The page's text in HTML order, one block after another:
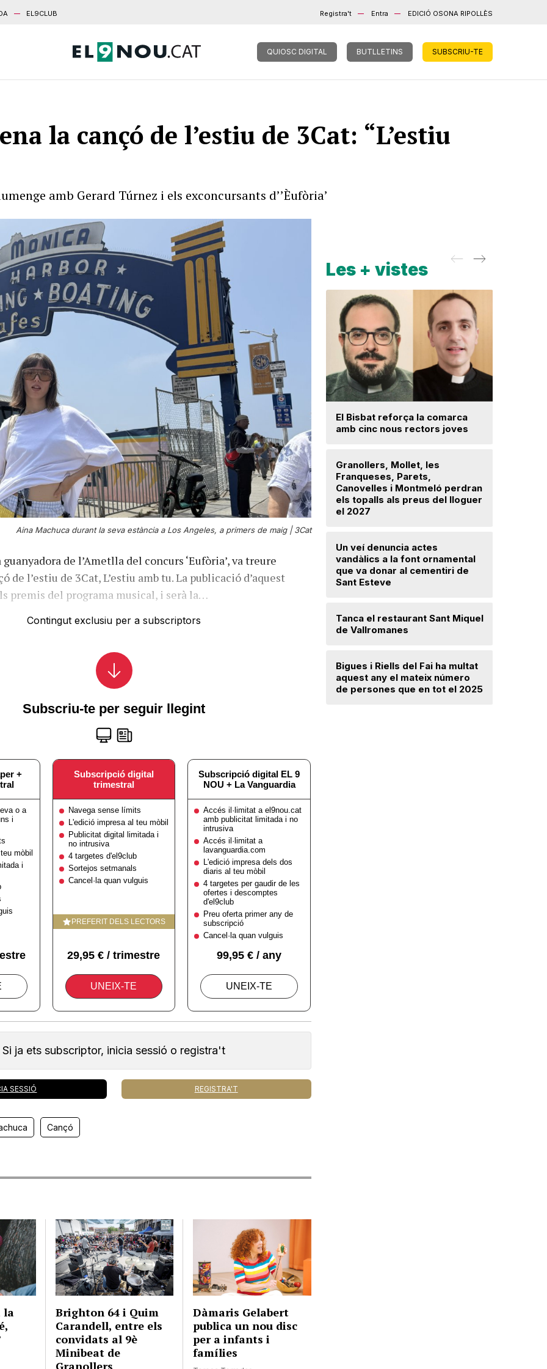
EL9CLUB Registra't Entra EDICIÓ OSONA RIPOLLÈS
QUIOSC DIGITAL BUTLLETINS SUBSCRIU-TE
la cançó de l’estiu de 3Cat: “L’estiu
amb Gerard Túrnez i els exconcursants d’’Èufòria’
Aina Machuca durant la seva estància a Los Angeles, a primers de maig |3Cat
de l’Ametlla del concurs ‘Eufòria’, va treure
de l’estiu de 3Cat, L’estiu amb tu. La publicació d’aquest
premis del programa musical, i serà la…
Contingut exclusiu per a subscriptors
Si ja ets subscriptor, inicia sessió o registra't
SESSIÓ REGISTRA'T
Cançó
la
Brighton 64 i Quim
Carandell, entre els
convidats al 9è
Minibeat de
Granollers
Dàmaris Gelabert
publica un nou disc
per a infants i
famílies
Les + vistes
El Bisbat reforça la comarca
amb cinc nous rectors joves
Granollers, Mollet, les
Franqueses, Parets,
Canovelles i Montmeló perdran
els topalls als preus del lloguer
el 2027
Un veí denuncia actes
vandàlics a la font ornamental
que va donar al cementiri de
Sant Esteve
Tanca el restaurant Sant Miquel
de Vallromanes
Bigues i Riells del Fai ha multat
aquest any el mateix número
de persones que en tot el 2025